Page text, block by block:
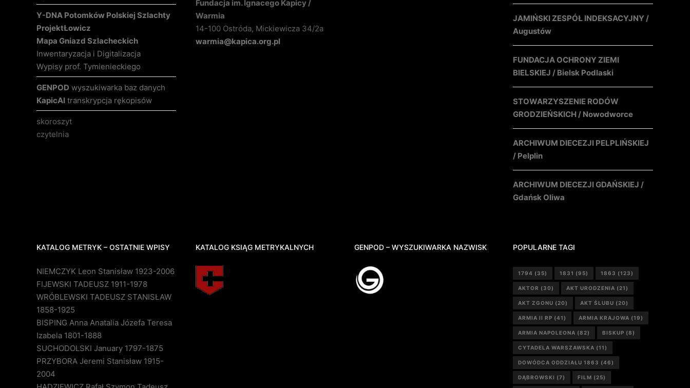
Y-DNA Potomków Polskiej Szlachty
ProjektŁowicz
Mapa Gniazd Szlacheckich
Inwentaryzacja i Digitalizacja
Wypisy prof. Tymienieckiego
GENPOD wyszukiwarka baz danych
KapicAI transkrypcja rękopisów
skoroszyt
czytelnia
Fundacja im. Ignacego Kapicy /
Warmia
14-100 Ostróda, Mickiewicza 34/2a
warmia@kapica.org.pl
JAMIŃSKI ZESPÓŁ INDEKSACYJNY /
Augustów
FUNDACJA OCHRONY ZIEMI
BIELSKIEJ / Bielsk Podlaski
STOWARZYSZENIE RODÓW
GRODZIEŃSKICH / Nowodworce
ARCHIWUM DIECEZJI PELPLIŃSKIEJ
/ Pelplin
ARCHIWUM DIECEZJI GDAŃSKIEJ /
Gdańsk Oliwa
KATALOG METRYK – OSTATNIE WPISY
NIEMCZYK Leon Stanisław 1923-2006
FIJEWSKI TADEUSZ 1911-1978
WRÓBLEWSKI TADEUSZ STANISŁAW
1858-1925
BISPING Anna Anatalia Józefa Teresa
Izabela 1801-1888
SUCHODOLSKI January 1797-1875
PRZYBORA Jeremi Stanisław 1915-
2004
KATALOG KSIĄG METRYKALNYCH GENPOD – WYSZUKIWARKA NAZWISK POPULARNE TAGI
1794 (35) 1831 (95) 1863 (123)
AKTOR (30) AKT URODZENIA (21)
AKT ZGONU (20) AKT ŚLUBU (20)
ARMIA II RP (41) ARMIA KRAJOWA (19)
ARMIA NAPOLEONA (82) BISKUP (8)
CYTADELA WARSZAWSKA (11)
DOWÓDCA ODDZIAŁU 1863 (46)
DĄBROWSKI (7) FILM (25)